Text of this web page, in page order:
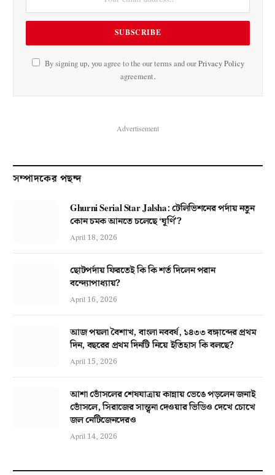
By signing up, you agree to the our terms and ourPrivacy Policy
agreement.
Advertisement
সম্পাদকের পছন্দ
Ghurni Serial Star Jalsha: টেলিভিশনের পর্দায় নতুন
কোন চমক আনতে চলেছে ‘ঘূর্ণি’?
April 18, 2026
ছোটপর্দায় ফিরতেই কি কি শর্ত দিলেন পরান
বন্দ্যোপাধ্যায়?
April 16, 2026
আজ পয়লা বৈশাখ, বাংলা নববর্ষ, ১৪৩৩ বঙ্গাব্দের প্রথম
দিন, বছরের প্রথম দিনটি নিয়ে ইতিহাস কি বলছে?
April 15, 2026
আশা ভোঁসলের শেষযাত্রায় কান্নায় ভেঙে পড়লেন জনাই
ভোঁসলে, সিরাজের সান্ত্বনা দেওয়ার ভিডিও দেখে চোখে
জল নেটিজেনদেরও
April 14, 2026